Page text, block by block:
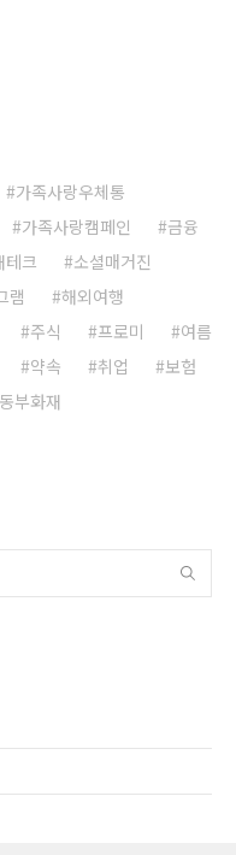
가족사랑우체통
가족사랑캠페인
금융
테크
소셜매거진
램
해외여행
주식 프로미
여름
약속 취업
보험
동부화재